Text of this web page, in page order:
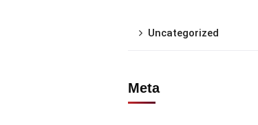
Uncategorized
Meta